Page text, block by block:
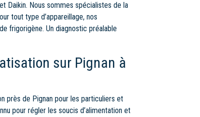
Daikin. Nous sommes spécialistes de la
tout type d’appareillage, nos
frigorigène. Un diagnostic préalable
sur Pignan à
près de Pignan pour les particuliers et
pour régler les soucis d’alimentation et